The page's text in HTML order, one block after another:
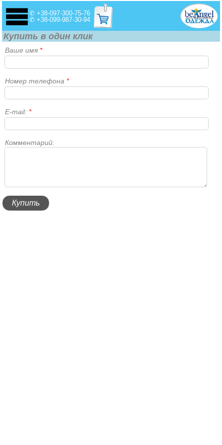
✆ +38-097-300-75-76
✆ +38-099-987-30-94
Купить в один клик
Ваше имя *
Номер телефона *
E-mail: *
Комментарий: